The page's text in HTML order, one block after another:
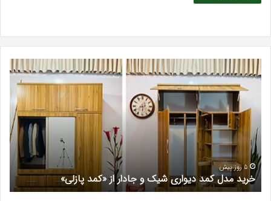
خرید
مدل
دیواری
شیک
جادار
از
«کمد
پازلی»
5 روز پیش
خرید مدل کمد دیواری شیک و جادار از «کمد پازلی»
در